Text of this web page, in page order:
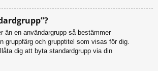
än en användargrupp så bestämmer
gruppfärg och grupptitel som visas för dig.
dig att byta standardgrupp via din